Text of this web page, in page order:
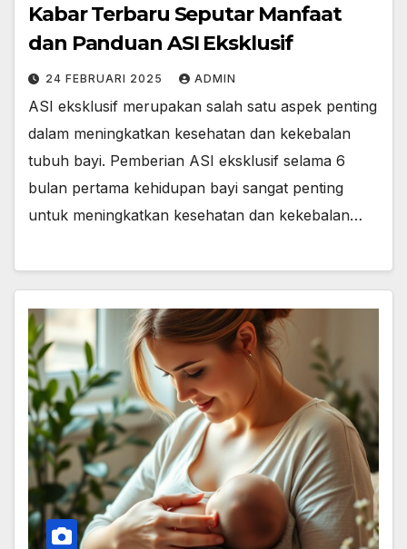
Kabar Terbaru Seputar Manfaat
dan Panduan ASI Eksklusif
24 FEBRUARI 2025 ADMIN
ASI eksklusif merupakan salah satu aspek penting
dalam meningkatkan kesehatan dan kekebalan
tubuh bayi. Pemberian ASI eksklusif selama 6
bulan pertama kehidupan bayi sangat penting
untuk meningkatkan kesehatan dan kekebalan…